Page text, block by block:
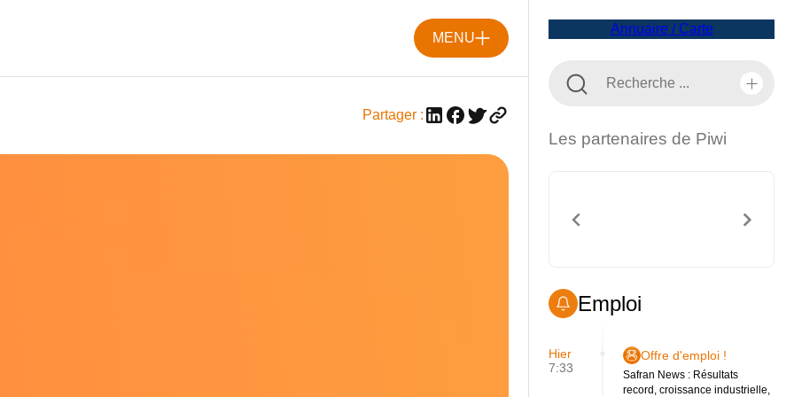
MENU
Partager :
Annuaire / Carte
Les partenaires de Piwi
Emploi
Hier
7:33
Offre d'emploi !
Safran News : Résultats
record, croissance industrielle,